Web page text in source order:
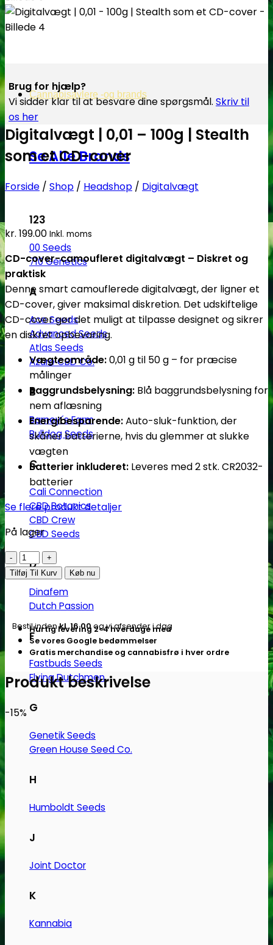
Cannabisavlere -og brands
Se Alle Brands
123
00 Seeds
710 Genetics
A
Ace Seeds
Advanced Seeds
Atlas Seeds
Azure CBD Co.
B
Barney´s Farm
Bulldog Seeds
C
Cali Connection
CBD Botanics
CBD Crew
CBD Seeds
D
Dinafem
Dutch Passion
F
Fastbuds Seeds
Flying Dutchmen
G
Genetik Seeds
Green House Seed Co.
H
Humboldt Seeds
J
Joint Doctor
K
Kannabia
Brug for hjælp?
Vi sidder klar til at besvare dine spørgsmål. Skriv til
os her
Digitalvægt | 0,01 – 100g | Stealth
som et CD-cover
Forside / Shop / Headshop / Digitalvægt
kr. 199.00 Inkl. moms
CD-cover-camoufleret digitalvægt – Diskret og
praktisk
Denne smart camouflerede digitalvægt, der ligner et
CD-cover, giver maksimal diskretion. Det udskiftelige
CD-cover gør det muligt at tilpasse designet og sikrer
en diskret opbevaring.
Vægteområde:0,01 g til 50 g – for præcise
målinger
Baggrundsbelysning: Blå baggrundsbelysning for
nem aflæsning
Energibesparende:Auto-sluk-funktion, der
skåner batterierne, hvis du glemmer at slukke
vægten
Batterier inkluderet: Leveres med 2 stk. CR2032-
batterier
Se flere produkt detaljer
På lager
Digitalvægt
|
0,01
|
Stealth
som
et
cover
Tilføj Til Kurv Køb nu
Bestil indenkl. 16.00og vi afsender i dag
Hurtig levering 2-4 hverdage med
Se vores Google bedømmelser
Gratis merchandise og cannabisfrø i hver ordre
Produkt beskrivelse
-15%